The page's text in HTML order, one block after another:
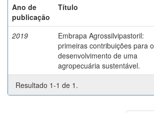
Ano de
publicação
Título
2019
Embrapa Agrossilvipastoril:
primeiras contribuições para o
desenvolvimento de uma
agropecuária sustentável.
Resultado 1-1 de 1.